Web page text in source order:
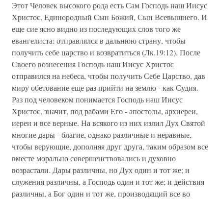
Этот Человек высокого рода есть Сам Господь наш Иисус
Христос, Единородный Сын Божий, Сын Всевышнего. И
еще сие ясно видно из последующих слов того же
евангелиста: отправлялся в дальнюю страну, чтобы
получить себе царство и возвратиться (Лк.19:12). После
Своего вознесения Господь наш Иисус Христос
отправился на небеса, чтобы получить Себе Царство, дав
миру обетование еще раз прийти на землю - как Судия.
Раз под человеком понимается Господь наш Иисус
Христос, значит, под рабами Его - апостолы, архиереи,
иереи и все верные. На всякого из них излил Дух Святой
многие дары - благие, однако различные и неравные,
чтобы верующие, дополняя друг друга, таким образом все
вместе морально совершенствовались и духовно
возрастали. Дары различны, но Дух один и тот же; и
служения различны, а Господь один и тот же; и действия
различны, а Бог один и тот же, производящий все во